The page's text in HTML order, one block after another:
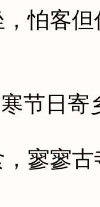
客但
节日寄
寥古